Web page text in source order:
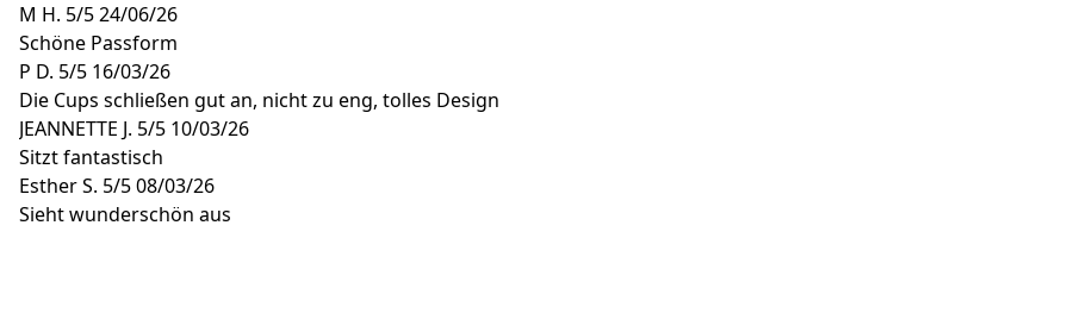
M H. 5/524/06/26
Schöne Passform
P D. 5/5 16/03/26
Die Cups schließen gut an, nicht zu eng, tolles Design
JEANNETTE J. 5/5 10/03/26
Sitzt fantastisch
Esther S. 5/508/03/26
Sieht wunderschön aus